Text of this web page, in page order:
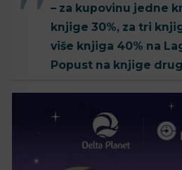
– za kupovinu jedne
knjige 30%, za tri
više knjiga 40% na
Popust na knjige